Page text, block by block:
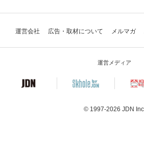
運営会社 広告・取材について メルマガ
運営メディア
© 1997-2026 JDN Inc.